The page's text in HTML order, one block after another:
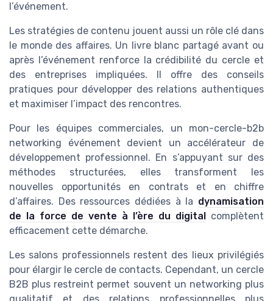
l’événement.
Les stratégies de contenu jouent aussi un rôle clé dans
le monde des affaires. Un livre blanc partagé avant ou
après l’événement renforce la crédibilité du cercle et
des entreprises impliquées. Il offre des conseils
pratiques pour développer des relations authentiques
et maximiser l’impact des rencontres.
Pour les équipes commerciales, un mon-cercle-b2b
networking événement devient un accélérateur de
développement professionnel. En s’appuyant sur des
méthodes structurées, elles transforment les
nouvelles opportunités en contrats et en chiffre
d’affaires. Des ressources dédiées à la dynamisation
de la force de vente à l’ère du digital complètent
efficacement cette démarche.
Les salons professionnels restent des lieux privilégiés
pour élargir le cercle de contacts. Cependant, un cercle
B2B plus restreint permet souvent un networking plus